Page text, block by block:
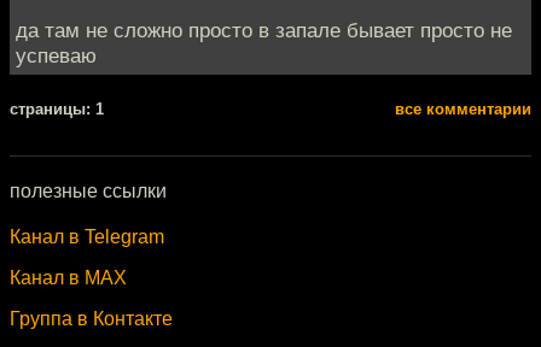
да там не сложно просто в запале бывает просто не
успеваю
cтраницы: 1 все комментарии
полезные ссылки
Канал в Telegram
Канал в MAX
Группа в Контакте